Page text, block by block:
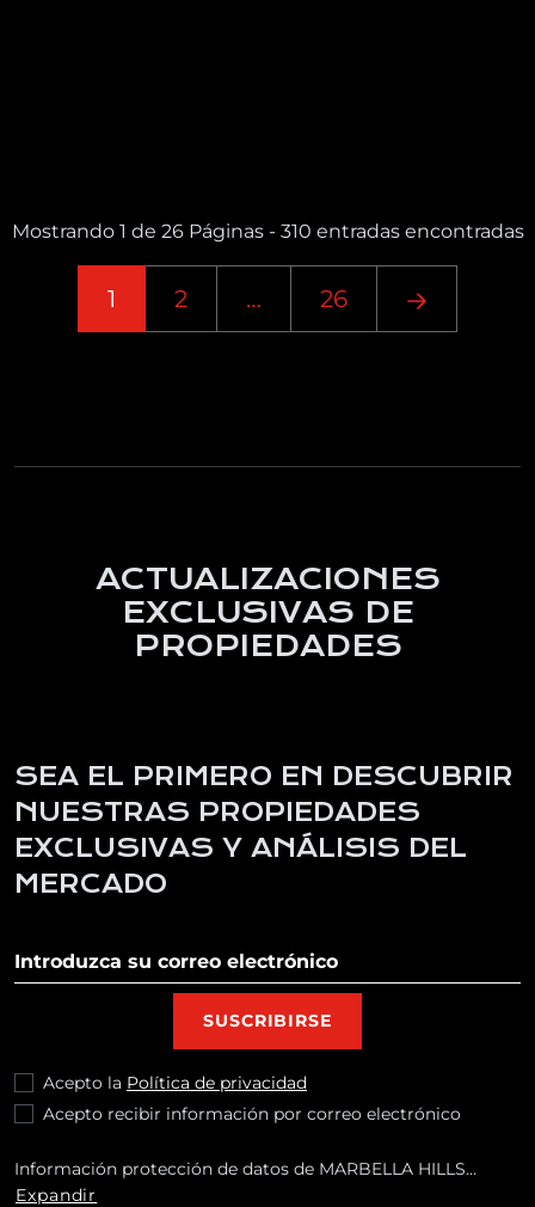
Mostrando 1 de 26 Páginas - 310 entradas encontradas
1 2 … 26
ACTUALIZACIONES
EXCLUSIVAS DE
PROPIEDADES
SEA EL PRIMERO EN DESCUBRIR
NUESTRAS PROPIEDADES
EXCLUSIVAS Y ANÁLISIS DEL
MERCADO
Suscribirse a nuestro boletín
SUSCRIBIRSE
Acepto la Política de privacidad
Acepto recibir información por correo electrónico
Información protección de datos de MARBELLA HILLS
HOMES REALTY, S.L.Finalidades: Responder a sus solicitudes
Expandir